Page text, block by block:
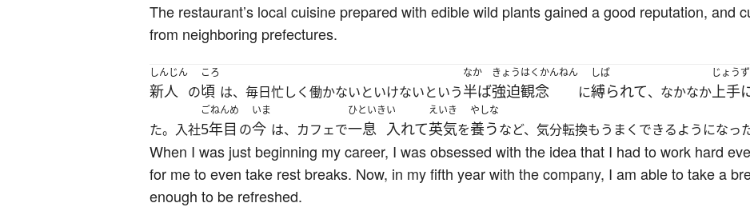
The restaurant’s local cuisine prepared with edible wild plants gained a good reputation, and
from neighboring prefectures.
しんじん
新人 の
ころ
頃 は、毎日忙しく働かないといけないという
なか
半ば
きょうはくかんねん
強迫観念 に
しば
縛られて、なかなか
じょうず
上手
た。入社
ごねんめ
5年目 の
いま
今 は、カフェで
ひといき
一息
い
入れて
えいき
英気を
やしな
養うなど、気分転換もうまくできるようになった
When I was just beginning my career, I was obsessed with the idea that I had to work hard
for me to even take rest breaks. Now, in my fifth year with the company, I am able to take a
enough to be refreshed.